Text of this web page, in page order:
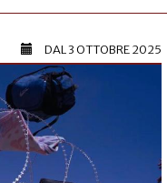
DAL3 OTTOBRE 2025